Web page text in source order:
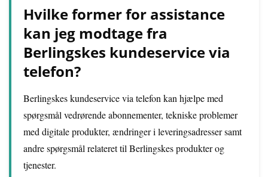
Hvilke former for assistance
kan jeg modtage fra
Berlingskes kundeservice via
telefon?
Berlingskes kundeservice via telefon kan hjælpe med
spørgsmål vedrørende abonnementer, tekniske problemer
med digitale produkter, ændringer i leveringsadresser samt
andre spørgsmål relateret til Berlingskes produkter og
tjenester.